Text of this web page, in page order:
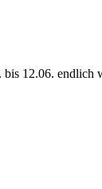
12.06. endlich